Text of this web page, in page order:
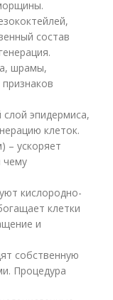
состав
шрамы,
эпидермиса,
клеток.
– ускоряет
чему
кислородно-
клетки
и
собственную
Процедура